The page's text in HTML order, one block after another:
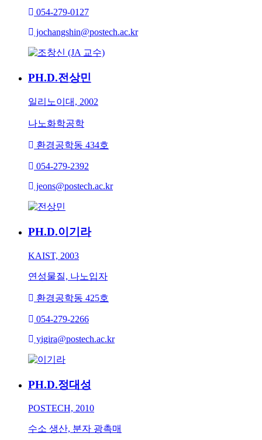
054-279-0127
jochangshin@postech.ac.kr
PH.D.전상민
일리노이대, 2002
나노화학공학
환경공학동 434호
054-279-2392
jeons@postech.ac.kr
PH.D.이기라
KAIST, 2003
연성물질, 나노입자
환경공학동 425호
054-279-2266
yigira@postech.ac.kr
PH.D.정대성
POSTECH, 2010
수소 생산, 분자 광촉매